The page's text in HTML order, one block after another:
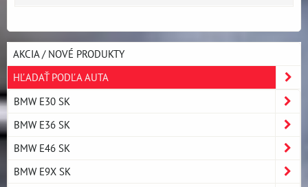
AKCIA / NOVÉ PRODUKTY
HĽADAŤ PODĽA AUTA
BMW E30 SK
BMW E36 SK
BMW E46 SK
BMW E9X SK